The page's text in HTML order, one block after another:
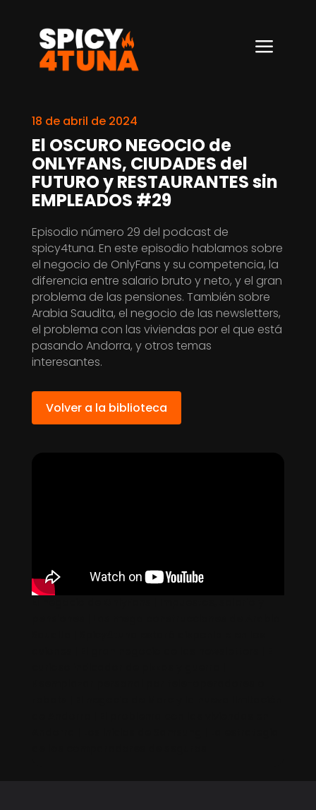
a
18 de abril de 2024
El OSCURO NEGOCIO de
ONLYFANS, CIUDADES del
FUTURO y RESTAURANTES sin
EMPLEADOS #29
Episodio número 29 del podcast de
spicy4tuna. En este episodio hablamos sobre
el negocio de OnlyFans y su competencia, la
diferencia entre salario bruto y neto, y el gran
problema de las pensiones. También sobre
Arabia Saudita, el negocio de las newsletters,
el problema con las viviendas por el que está
pasando Andorra, y otros temas
interesantes.
Volver a la biblioteca